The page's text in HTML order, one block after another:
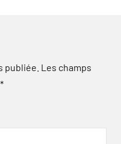
publiée. Les champs
*